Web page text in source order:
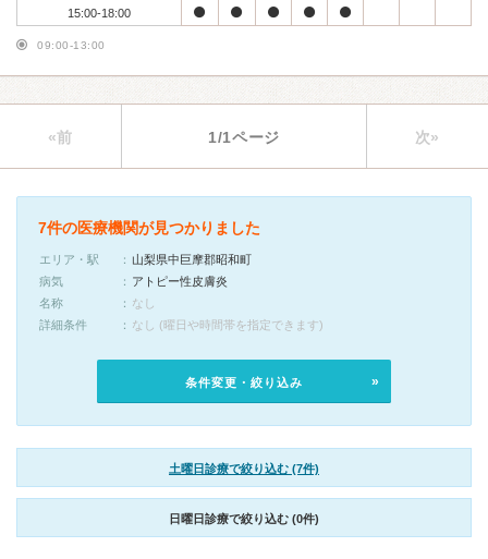
15:00-18:00
09:00-13:00
«前 1/1ページ 次»
7件の医療機関が見つかりました
エリア・駅
山梨県中巨摩郡昭和町
病気
アトピー性皮膚炎
名称
なし
詳細条件
なし (曜日や時間帯を指定できます)
条件変更・絞り込み
土曜日診療で絞り込む (7件)
日曜日診療で絞り込む (0件)